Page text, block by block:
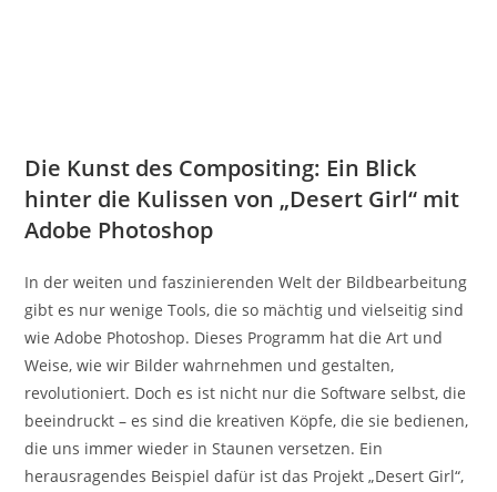
Die Kunst des Compositing: Ein Blick
hinter die Kulissen von „Desert Girl“ mit
Adobe Photoshop
In der weiten und faszinierenden Welt der Bildbearbeitung
gibt es nur wenige Tools, die so mächtig und vielseitig sind
wie Adobe Photoshop. Dieses Programm hat die Art und
Weise, wie wir Bilder wahrnehmen und gestalten,
revolutioniert. Doch es ist nicht nur die Software selbst, die
beeindruckt – es sind die kreativen Köpfe, die sie bedienen,
die uns immer wieder in Staunen versetzen. Ein
herausragendes Beispiel dafür ist das Projekt „Desert Girl“,